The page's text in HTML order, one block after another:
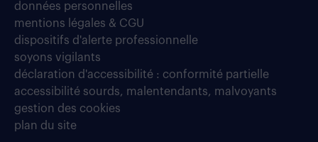
données personnelles
mentions légales & CGU
dispositifs d'alerte professionnelle
soyons vigilants
déclaration d'accessibilité : conformité partielle
accessibilité sourds, malentendants, malvoyants
gestion des cookies
plan du site